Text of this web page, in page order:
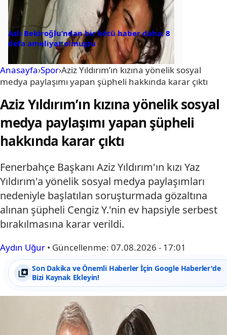
Aslı Bekiroğlu’ndan bir kötü haber daha: 8
defa ameliyat olmuştu
Anasayfa›Spor›Aziz Yıldırım’ın kızına yönelik sosyal
medya paylaşımı yapan şüpheli hakkında karar çıktı
Aziz Yıldırım’ın kızına yönelik sosyal
medya paylaşımı yapan şüpheli
hakkında karar çıktı
Fenerbahçe Başkanı Aziz Yıldırım'ın kızı Yaz
Yıldırım'a yönelik sosyal medya paylaşımları
nedeniyle başlatılan soruşturmada gözaltına
alınan şüpheli Cengiz Y.'nin ev hapsiyle serbest
bırakılmasına karar verildi.
Aydın Uğur • Güncellenme: 07.08.2026 - 17:01
Son Dakika ve Önemli Haberler İçin Google Haberler'de
Bizi Kaynak Ekleyin!